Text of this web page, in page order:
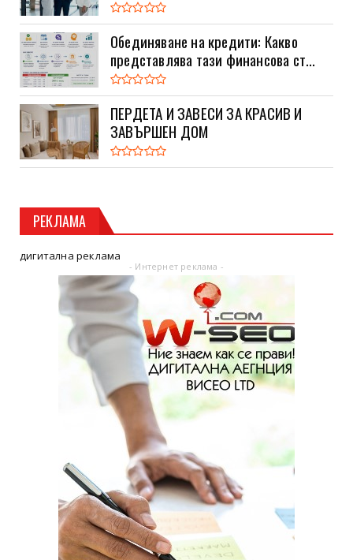
Обединяване на кредити: Какво
представлява тази финансова ст...
ПЕРДЕТА И ЗАВЕСИ ЗА КРАСИВ И
ЗАВЪРШЕН ДОМ
РЕКЛАМА
дигитална реклама
- Интернет реклама -